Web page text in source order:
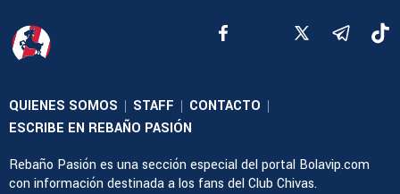
QUIENES SOMOS | STAFF | CONTACTO |
ESCRIBE EN REBAÑO PASIÓN
Rebaño Pasión es una sección especial del portal Bolavip.com
con información destinada a los fans del Club Chivas.